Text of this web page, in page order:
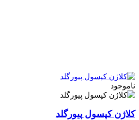
ناموجود
کلاژن کپسول پیورگلد